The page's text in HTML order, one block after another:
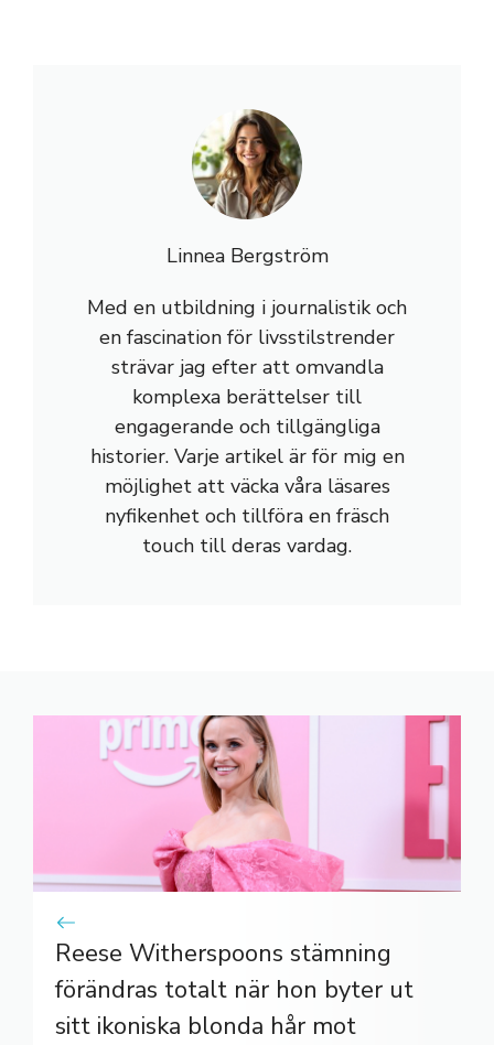
Linnea Bergström
Med en utbildning i journalistik och
en fascination för livsstilstrender
strävar jag efter att omvandla
komplexa berättelser till
engagerande och tillgängliga
historier. Varje artikel är för mig en
möjlighet att väcka våra läsares
nyfikenhet och tillföra en fräsch
touch till deras vardag.
Reese Witherspoons stämning
förändras totalt när hon byter ut
sitt ikoniska blonda hår mot